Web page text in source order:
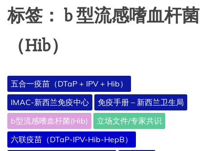
标签： b 型流感嗜血杆菌
（Hib）
五合一疫苗（DTaP + IPV + Hib）
IMAC-新西兰免疫中心
免疫手册 – 新西兰卫生局
b型流感嗜血杆菌(Hib)
立场文件/专家共识
六联疫苗（DTaP-IPV-Hib-HepB）